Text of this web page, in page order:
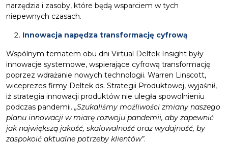
narzędzia i zasoby, które będą wsparciem w tych
niepewnych czasach.
Innowacja napędza transformację cyfrową
Wspólnym tematem obu dni Virtual Deltek Insight były
innowacje systemowe, wspierające cyfrową transformację
poprzez wdrażanie nowych technologii. Warren Linscott,
wiceprezes firmy Deltek ds. Strategii Produktowej, wyjaśnił,
iż strategia innowacji produktów nie uległa spowolnieniu
podczas pandemii. „Szukaliśmy możliwości zmiany naszego
planu innowacji w miarę rozwoju pandemii, aby zapewnić
jak największą jakość, skalowalność oraz wydajność, by
zaspokoić aktualne potrzeby klientów”.